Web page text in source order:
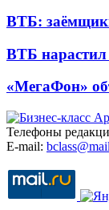
ВТБ:
ВТБ нарастил
«МегаФон»
Телефоны
E-mail: